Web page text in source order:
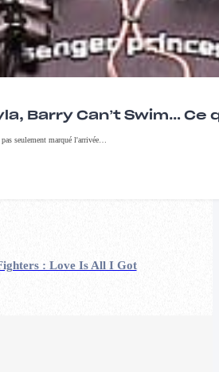
Barry Can’t Swim…
seulement marqué l'arrivée…
: Love Is All I Got